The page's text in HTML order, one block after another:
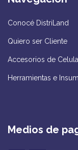
Conocé DistriLand
Quiero ser Cliente
Accesorios de
Herramientas e
Medios de